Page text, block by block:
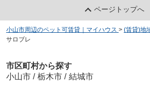
ページトップへ
小山市周辺のペット可賃貸｜マイハウス > (賃貸)地
サロブレ
市区町村から探す
小山市 / 栃木市 / 結城市